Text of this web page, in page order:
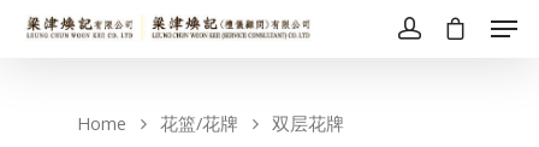
Home 花篮/花牌 双层花牌